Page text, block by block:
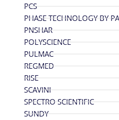
PCS
PHASE TECHNOLOGY BY
PNSHAR
POLYSCIENCE
PULMAC
REGMED
RISE
SCAVINI
SPECTRO SCIENTIFIC
SUNDY